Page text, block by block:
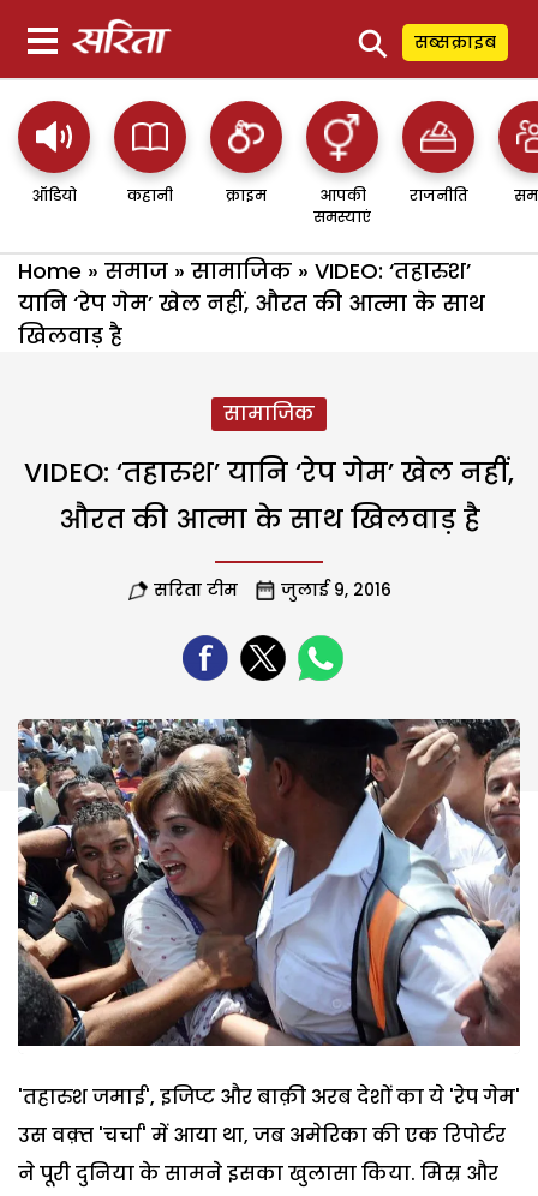
⚲ सब्सक्राइब
ऑडियो कहानी क्राइम
आपकी
समस्याएं
राजनीति
Home » समाज » सामाजिक » VIDEO: ‘तहारुश’
यानि ‘रेप गेम’ खेल नहीं, औरत की आत्मा के साथ
खिलवाड़ है
सामाजिक
VIDEO: ‘तहारुश’ यानि ‘रेप गेम’ खेल नहीं,
औरत की आत्मा के साथ खिलवाड़ है
सरिता टीम जुलाई 9, 2016
'तहारुश जमाई', इजिप्ट और बाक़ी अरब देशों का ये 'रेप गेम'
उस वक़्त 'चर्चा' में आया था, जब अमेरिका की एक रिपोर्टर
ने पूरी दुनिया के सामने इसका खुलासा किया. मिस्र और